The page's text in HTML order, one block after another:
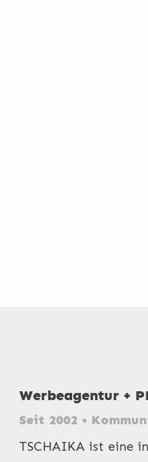
Werbeagentur +
Seit 2002 •
TSCHAIKA ist eine